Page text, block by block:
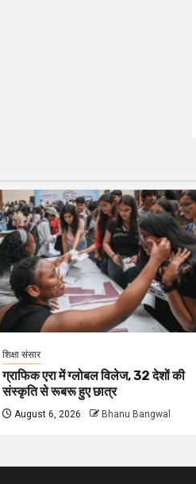
शिक्षा संसार
ग्राफिक एरा में ग्लोबल विलेज, 32 देशों की
संस्कृति से रूबरू हुए छात्र
August 6, 2026 Bhanu Bangwal